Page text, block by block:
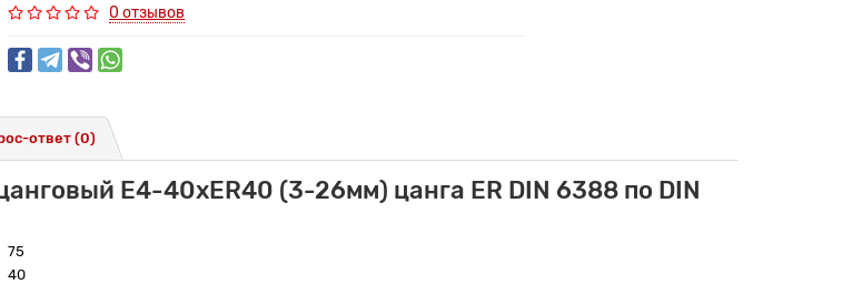
0 отзывов
ответ (0)
E4-40xER40 (3-26мм) цанга ER DIN 6388 по DIN
75
40